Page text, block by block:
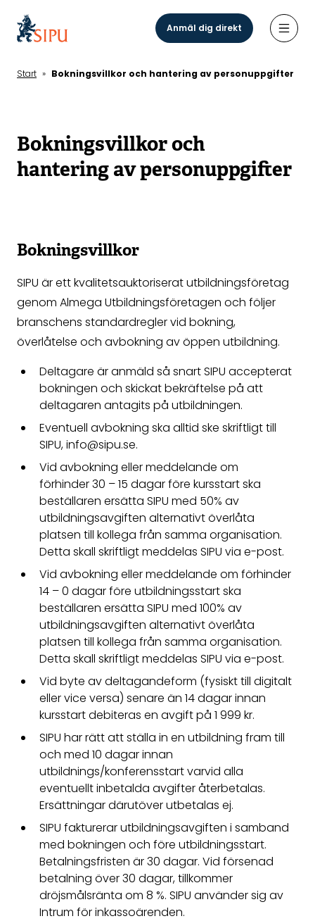
huvudinnehåll
Anmäl dig direkt
Start » Bokningsvillkor och hantering av personuppgifter
Bokningsvillkor och
hantering av personuppgifter
Bokningsvillkor
SIPU är ett kvalitetsauktoriserat utbildningsföretag
genom Almega Utbildningsföretagen och följer
branschens standardregler vid bokning,
överlåtelse och avbokning av öppen utbildning.
Deltagare är anmäld så snart SIPU accepterat
bokningen och skickat bekräftelse på att
deltagaren antagits på utbildningen.
Eventuell avbokning ska alltid ske skriftligt till
SIPU, info@sipu.se.
Vid avbokning eller meddelande om
förhinder 30 – 15 dagar före kursstart ska
beställaren ersätta SIPU med 50% av
utbildningsavgiften alternativt överlåta
platsen till kollega från samma organisation.
Detta skall skriftligt meddelas SIPU via e-post.
Vid avbokning eller meddelande om förhinder
14 – 0 dagar före utbildningsstart ska
beställaren ersätta SIPU med 100% av
utbildningsavgiften alternativt överlåta
platsen till kollega från samma organisation.
Detta skall skriftligt meddelas SIPU via e-post.
Vid byte av deltagandeform (fysiskt till digitalt
eller vice versa) senare än 14 dagar innan
kursstart debiteras en avgift på 1 999 kr.
SIPU har rätt att ställa in en utbildning fram till
och med 10 dagar innan
utbildnings/konferensstart varvid alla
eventuellt inbetalda avgifter återbetalas.
Ersättningar därutöver utbetalas ej.
SIPU fakturerar utbildningsavgiften i samband
med bokningen och före utbildningsstart.
Betalningsfristen är 30 dagar. Vid försenad
betalning över 30 dagar, tillkommer
dröjsmålsränta om 8 %. SIPU använder sig av
Intrum för inkassoärenden.